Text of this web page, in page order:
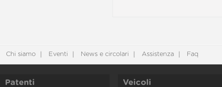
Chi siamo Eventi News e circolari Assistenza Faq
Patenti Veicoli